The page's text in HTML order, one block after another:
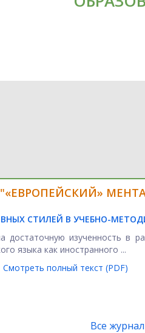
СТИЛЕЙ В УЧЕБНО-
достаточную изученность в
языка как иностранного ...
Смотреть полный текст (PDF)
Все